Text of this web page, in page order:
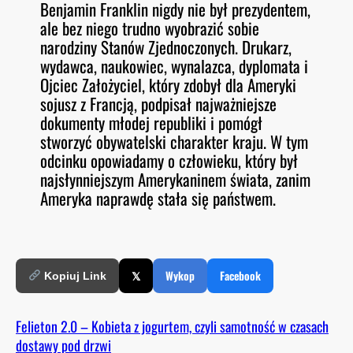
O
D
E
RSS FEED
LINK
EMBED
Benjamin Franklin nigdy nie był prezydentem,
ale bez niego trudno wyobrazić sobie
narodziny Stanów Zjednoczonych. Drukarz,
wydawca, naukowiec, wynalazca, dyplomata i
Ojciec Założyciel, który zdobył dla Ameryki
sojusz z Francją, podpisał najważniejsze
dokumenty młodej republiki i pomógł
stworzyć obywatelski charakter kraju. W tym
odcinku opowiadamy o człowieku, który był
najsłynniejszym Amerykaninem świata, zanim
Ameryka naprawdę stała się państwem.
Kopiuj Link 𝕏 Wykop Facebook
Felieton 2.0 – Kobieta z jogurtem, czyli samotność w czasach
dostawy pod drzwi